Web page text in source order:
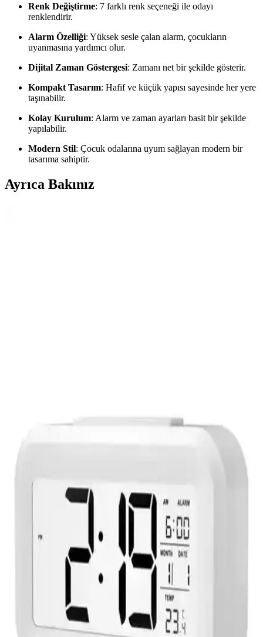
Renk Değiştirme: 7 farklı renk seçeneği ile odayı
renklendirir.
Alarm Özelliği: Yüksek sesle çalan alarm, çocukların
uyanmasına yardımcı olur.
Dijital Zaman Göstergesi: Zamanı net bir şekilde gösterir.
Kompakt Tasarım: Hafif ve küçük yapısı sayesinde her yere
taşınabilir.
Kolay Kurulum: Alarm ve zaman ayarları basit bir şekilde
yapılabilir.
Modern Stil: Çocuk odalarına uyum sağlayan modern bir
tasarıma sahiptir.
Ayrıca Bakınız
Galaxy 711-S, şık siyah tasarımı ve fonksiyonel özellikleriyle
zenginleştirir.
Galaxy Premium Duvar Saati Modern Tasarım ve
Çok Fonksiyonlu Özelliklerle Dekorasyonunuza
Galaxy Premium Duvar Saati, şık tasarımı, tarih ve termometre
özellikleriyle yaşam alanlarınızı estetik ve fonksiyonel hale getirir,
dayanıklı yapısıyla uzun ömür sağlar.
Valkyrie Beyaz LED Siyah Kasa Dijital Saat
Modern ve Şık Tasarımıyla Dekorasyonunuza
Valkyrie Beyaz LED Siyah Kasa Dijital Saat, modern tasarımı ve
kullanışlı özellikleriyle iç mekânlara şıklık ve fonksiyonellik sunar,